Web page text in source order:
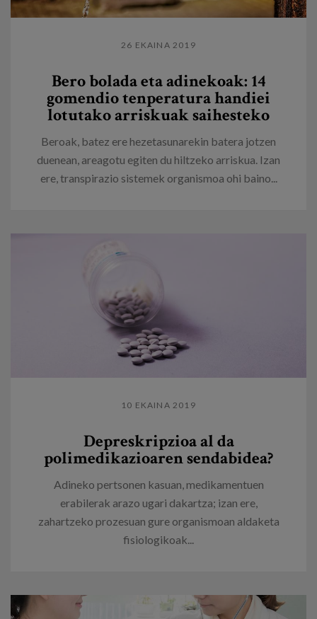
26 EKAINA 2019
Bero bolada eta adinekoak: 14
gomendio tenperatura handiei
lotutako arriskuak saihesteko
Beroak, batez ere hezetasunarekin batera jotzen
duenean, areagotu egiten du hiltzeko arriskua. Izan
ere, transpirazio sistemek organismoa ohi baino...
10 EKAINA 2019
​Depreskripzioa al da
polimedikazioaren sendabidea?
Adineko pertsonen kasuan, medikamentuen
erabilerak arazo ugari dakartza; izan ere,
zahartzeko prozesuan gure organismoan aldaketa
fisiologikoak...